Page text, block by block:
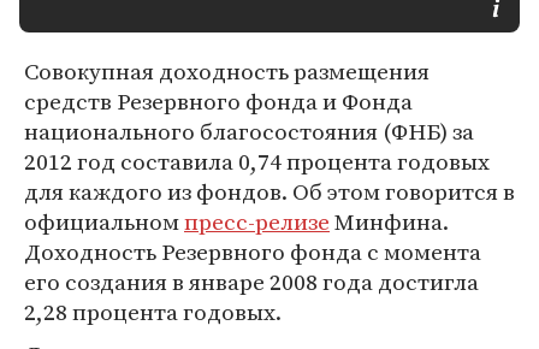
Совокупная доходность размещения
средств Резервного фонда и Фонда
национального благосостояния (ФНБ) за
2012 год составила 0,74 процента годовых
для каждого из фондов. Об этом говорится в
официальномпресс-релизеМинфина.
Доходность Резервного фонда с момента
его создания в январе 2008 года достигла
2,28 процента годовых.